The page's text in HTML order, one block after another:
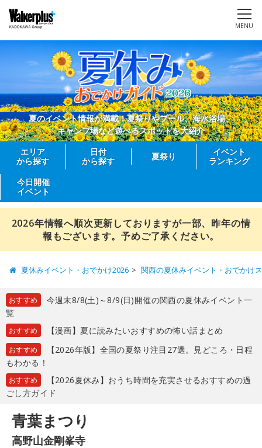
MENU
夏のイベント情報が満載！夏祭りやプール、海水浴場、
キャンプ場など遊べるスポットを大紹介
エリア
から探す
日付
から探す
夏祭り
イベント
ランキング
今日開催
イベント
2026年情報へ順次更新しておりますが一部、昨年の情
報もございます。予めご了承ください。
夏休みイベント・おでかけ2026 関西の夏休みイベント・おでかけ
おすすめ
今週末8/8(土)～8/9(日)開催の関西の夏休みイベント一
覧
おすすめ 【漫画】夏に読みたいおすすめの怖い話まとめ
おすすめ
【2026年版】全国の夏祭り注目27選。見どころ・日程
もわかる！
おすすめ
【2026夏休み】おうち時間を充実させるおすすめの過
ごし方ガイド
青葉まつり
高野山金剛峯寺